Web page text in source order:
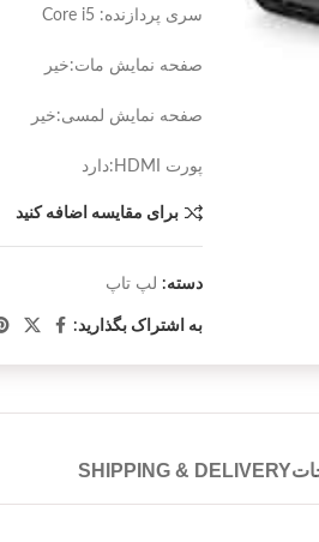
سری پردازنده: Core i5
صفحه نمایش مات:خیر
صفحه نمایش لمسی:خیر
پورت HDMI:دارد
برای مقایسه اضافه کنید
دسته: لپ تاپ
به اشتراک بگذارید:
SHIPPING & DELIVERY